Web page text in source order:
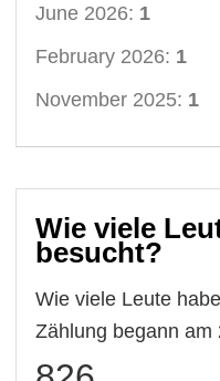
June 2026: 1
February 2026: 1
November 2025: 1
Wie viele
besucht?
Wie viele Leute
Zählung begann am